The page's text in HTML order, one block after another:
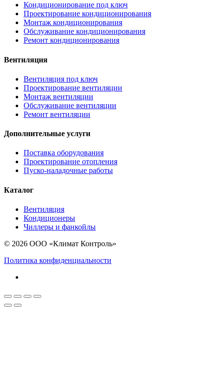
Кондиционирование под ключ
Проектирование кондиционирования
Монтаж кондиционирования
Обслуживание кондиционирования
Ремонт кондиционирования
Вентиляция
Вентиляция под ключ
Проектирование вентиляции
Монтаж вентиляции
Обслуживание вентиляции
Ремонт вентиляции
Дополнительные услуги
Поставка оборудования
Проектирование отопления
Пуско-наладочные работы
Каталог
Вентиляция
Кондиционеры
Чиллеры и фанкойлы
© 2026 ООО «Климат Контроль»
Политика конфиденциальности